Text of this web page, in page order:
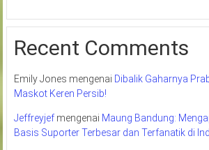
Recent Comments
Emily Jones mengenai Dibalik Gaharnya
Maskot Keren Persib!
Jeffreyjefmengenai Maung Bandung:
Basis Suporter Terbesar dan Terfanatik di